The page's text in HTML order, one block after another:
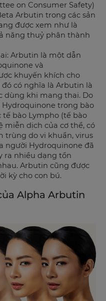
on Consumer Safety)
Arbutin trong các sản
được xem như là
năng thuỷ phân thành
Arbutin là một dẫn
và
khuyến khích cho
có nghĩa là Arbutin là
dùng khi mang thai. Do
trong bào
tế bào Lympho (tế bào
miễn dịch của cơ thể, có
trùng do vi khuẩn, virus
người Hydroquinone đã
ra nhiều dạng tổn
Arbutin cũng được
kỳ cho con bú.
Alpha Arbutin